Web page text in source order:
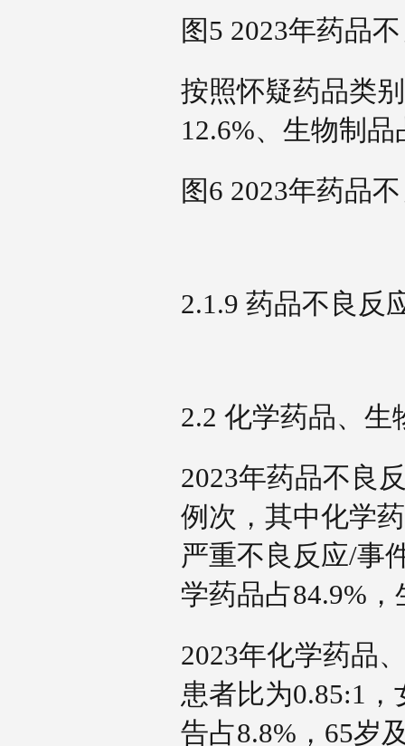
图5 2023年药品
按照怀疑药品类
12.6%、生物制
图6 2023年药品
2.1.9 药品不良
2.2 化学药品、
2023年药品不良
例次，其中化学
严重不良反应/事
学药品占84.9%
2023年化学药品
患者比为0.85:1
告占8.8%，65岁